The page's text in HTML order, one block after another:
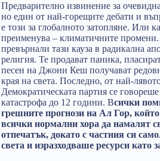
Предварително извинение за
но един от най-горещите дебати и
е този за глобалното затопляне. Или
преименува – климатичните промени.
превърнали тази кауза в радикална
религия. Те продават паника,
песен на Джони Кеш получават
края на света. Последно, от най-
Демократическата партия се говореше
катастрофа до 12 години. Всички
грешните прогнози на Ал Гор,
всички нормални хора да намалят
отпечатък, докато с частния си
света и изразходваше ресурси като